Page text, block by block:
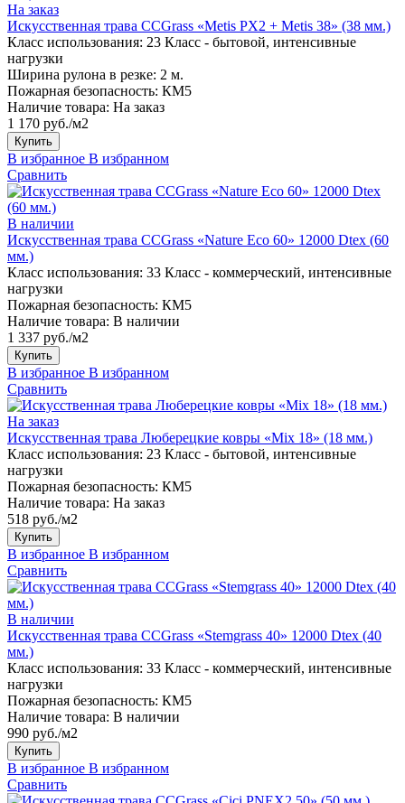
На заказ
Искусственная трава CCGrass «Metis PX2 + Metis 38» (38 мм.)
Класс использования: 23 Класс - бытовой, интенсивные
нагрузки
Ширина рулона в резке: 2 м.
Пожарная безопасность: КМ5
Наличие товара: На заказ
1 170 руб./м2
Купить
В избранное В избранном
Сравнить
В наличии
Искусственная трава CCGrass «Nature Eco 60» 12000 Dtex (60
мм.)
Класс использования: 33 Класс - коммерческий, интенсивные
нагрузки
Пожарная безопасность: КМ5
Наличие товара: В наличии
1 337 руб./м2
Купить
В избранное В избранном
Сравнить
На заказ
Искусственная трава Люберецкие ковры «Mix 18» (18 мм.)
Класс использования: 23 Класс - бытовой, интенсивные
нагрузки
Пожарная безопасность: КМ5
Наличие товара: На заказ
518 руб./м2
Купить
В избранное В избранном
Сравнить
В наличии
Искусственная трава CCGrass «Stemgrass 40» 12000 Dtex (40
мм.)
Класс использования: 33 Класс - коммерческий, интенсивные
нагрузки
Пожарная безопасность: КМ5
Наличие товара: В наличии
990 руб./м2
Купить
В избранное В избранном
Сравнить